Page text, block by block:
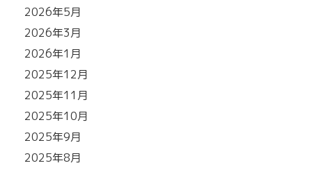
2026年5月
2026年3月
2026年1月
2025年12月
2025年11月
2025年10月
2025年9月
2025年8月